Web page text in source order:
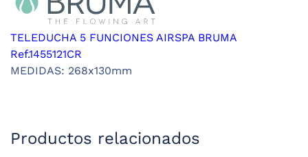
TELEDUCHA 5 FUNCIONES AIRSPA BRUMA
Ref.1455121CR
MEDIDAS: 268x130mm
Productos relacionados